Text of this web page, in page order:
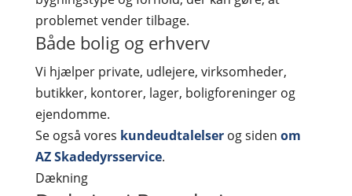
problemet vender tilbage.
Både bolig og erhverv
Vi hjælper private, udlejere, virksomheder,
butikker, kontorer, lager, boligforeninger og
ejendomme.
Se også vores kundeudtalelserog siden om
AZ Skadedyrsservice.
Dækning